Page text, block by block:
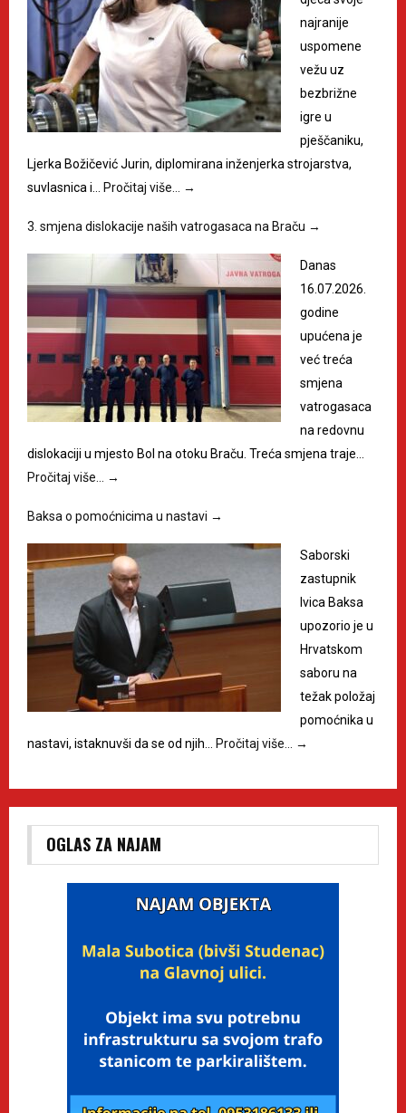
najranije
uspomene
vežu uz
bezbrižne
igre u
pješčaniku,
Ljerka Božičević Jurin, diplomirana inženjerka strojarstva,
suvlasnica i…
Pročitaj više… →
3. smjena dislokacije naših vatrogasaca na Braču →
Danas
16.07.2026.
godine
upućena je
već treća
smjena
vatrogasaca
na redovnu
dislokaciji u mjesto Bol na otoku Braču. Treća smjena traje…
Pročitaj više…
→
Baksa o pomoćnicima u nastavi →
Saborski
zastupnik
Ivica Baksa
upozorio je u
Hrvatskom
saboru na
težak položaj
pomoćnika u
nastavi, istaknuvši da se od njih…
Pročitaj više… →
OGLAS ZA NAJAM